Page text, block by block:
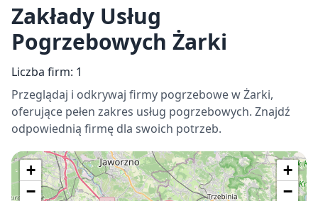
Zakłady Usług
Pogrzebowych Żarki
Liczba firm: 1
Przeglądaj i odkrywaj firmy pogrzebowe w Żarki,
oferujące pełen zakres usług pogrzebowych. Znajdź
odpowiednią firmę dla swoich potrzeb.
+
−
+
−